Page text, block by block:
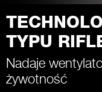
TYPU
Nadaje
żywotność